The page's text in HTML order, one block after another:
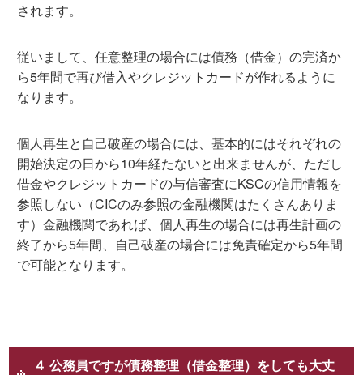
されます。
従いまして、任意整理の場合には債務（借金）の完済か
ら5年間で再び借入やクレジットカードが作れるように
なります。
個人再生と自己破産の場合には、基本的にはそれぞれの
開始決定の日から10年経たないと出来ませんが、ただし
借金やクレジットカードの与信審査にKSCの信用情報を
参照しない（CICのみ参照の金融機関はたくさんありま
す）金融機関であれば、個人再生の場合には再生計画の
終了から5年間、自己破産の場合には免責確定から5年間
で可能となります。
４ 公務員ですが債務整理（借金整理）をしても大丈